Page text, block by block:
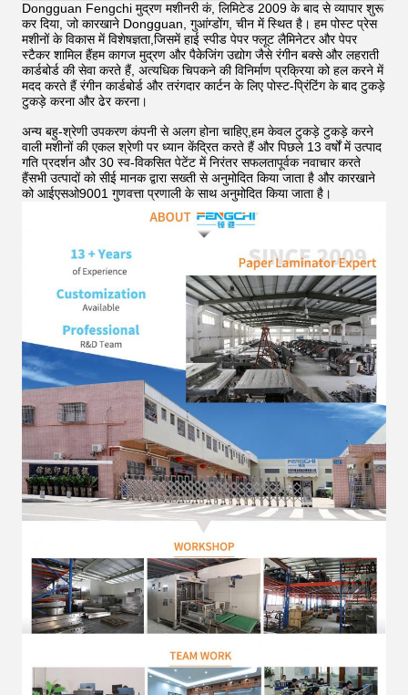
Dongguan Fengchi मुद्रण मशीनरी कं, लिमिटेड 2009 के बाद से व्यापार शुरू
कर दिया, जो कारखाने Dongguan, गुआंग्डोंग, चीन में स्थित है। हम पोस्ट प्रेस
मशीनों के विकास में विशेषज्ञता,जिसमें हाई स्पीड पेपर फ्लूट लैमिनेटर और पेपर
स्टैकर शामिल हैंहम कागज मुद्रण और पैकेजिंग उद्योग जैसे रंगीन बक्से और लहराती
कार्डबोर्ड की सेवा करते हैं, अत्यधिक चिपकने की विनिर्माण प्रक्रिया को हल करने में
मदद करते हैं रंगीन कार्डबोर्ड और तरंगदार कार्टन के लिए पोस्ट-प्रिंटिंग के बाद टुकड़े
टुकड़े करना और ढेर करना।
अन्य बहु-श्रेणी उपकरण कंपनी से अलग होना चाहिए,हम केवल टुकड़े टुकड़े करने
वाली मशीनों की एकल श्रेणी पर ध्यान केंद्रित करते हैं और पिछले 13 वर्षों में उत्पाद
गति प्रदर्शन और 30 स्व-विकसित पेटेंट में निरंतर सफलतापूर्वक नवाचार करते
हैंसभी उत्पादों को सीई मानक द्वारा सख्ती से अनुमोदित किया जाता है और कारखाने
को आईएसओ9001 गुणवत्ता प्रणाली के साथ अनुमोदित किया जाता है।